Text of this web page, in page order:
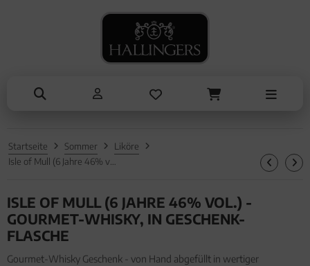
Startseite Sommer
Liköre
ISLE OF MULL (6 JAHRE 46% VOL.) -
GOURMET-WHISKY, IN GESCHENK-
FLASCHE
Gourmet-Whisky Geschenk - von Hand abgefüllt in wertiger
TRINKEN
ALLES ANZEIGEN AUS TRINKEN
Kaffee
NASCHEN
ALLES ANZEIGEN AUS NASCHEN
Pralinen
Müsli
KOCHEN
Essig & Öl
Brot & Pasta
ANLÄSSE
ALLES ANZEIGEN AUS ANLÄSSE
Kleine Aufmerksamkeiten
Ostern
Valentinstag
Weihnachten